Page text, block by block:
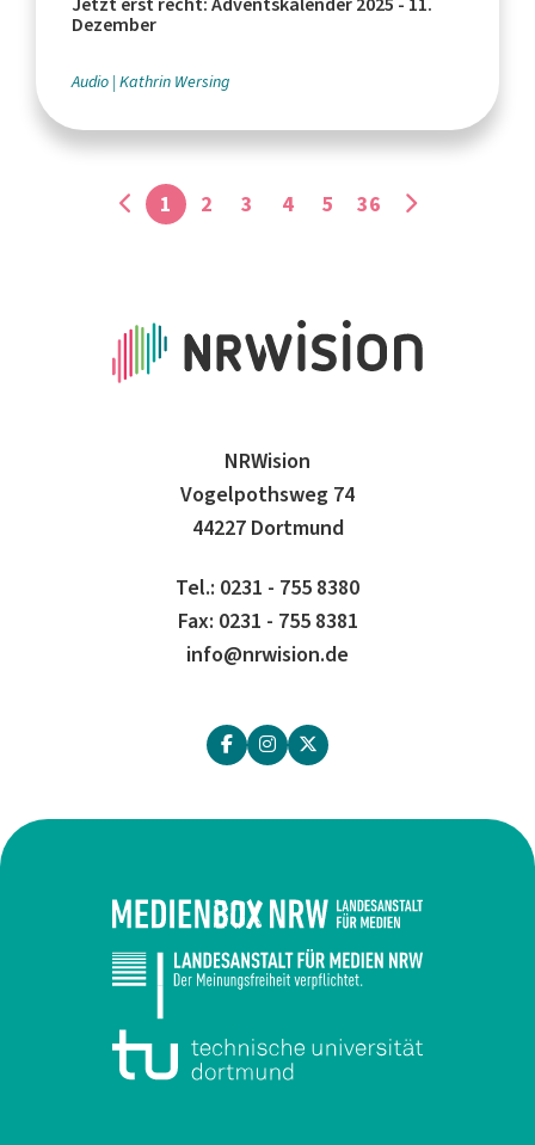
Dezember
Audio Kathrin Wersing
1 2 3 4 5 36
NRWision
Vogelpothsweg 74
44227 Dortmund
Tel.: 0231 - 755 8380
Fax: 0231 - 755 8381
info@nrwision.de